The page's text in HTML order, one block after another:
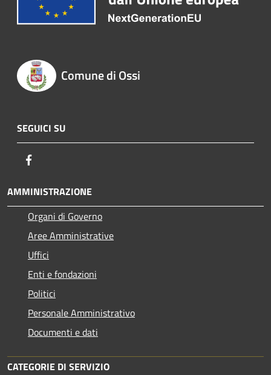
Comune di Ossi
SEGUICI SU
AMMINISTRAZIONE
Organi di Governo
Aree Amministrative
Uffici
Enti e fondazioni
Politici
Personale Amministrativo
Documenti e dati
CATEGORIE DI SERVIZIO